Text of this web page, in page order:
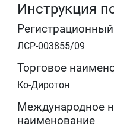
Инструкция
ЛСР-003855/09
Торговое
Ко-Диротон
Международное
наименование